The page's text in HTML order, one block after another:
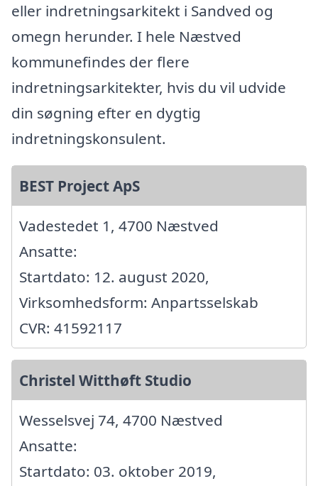
eller indretningsarkitekt i Sandved og
omegn herunder. I hele Næstved
kommunefindes der flere
indretningsarkitekter, hvis du vil udvide
din søgning efter en dygtig
indretningskonsulent.
BEST Project ApS
Vadestedet 1, 4700 Næstved
Ansatte:
Startdato: 12. august 2020,
Virksomhedsform: Anpartsselskab
CVR: 41592117
Christel Witthøft Studio
Wesselsvej 74, 4700 Næstved
Ansatte:
Startdato: 03. oktober 2019,